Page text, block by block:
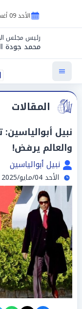
الأحد 09 أغسطس 2026
رئيس مجلس
محمد جودة
المقالات
نبيل
والعالم يرفض!
نبيل أبوالياسين
الأحد 04/مايو/2025 - 01:37 ص